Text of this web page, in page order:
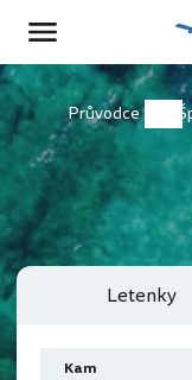
Průvodce
Letenky
Kam